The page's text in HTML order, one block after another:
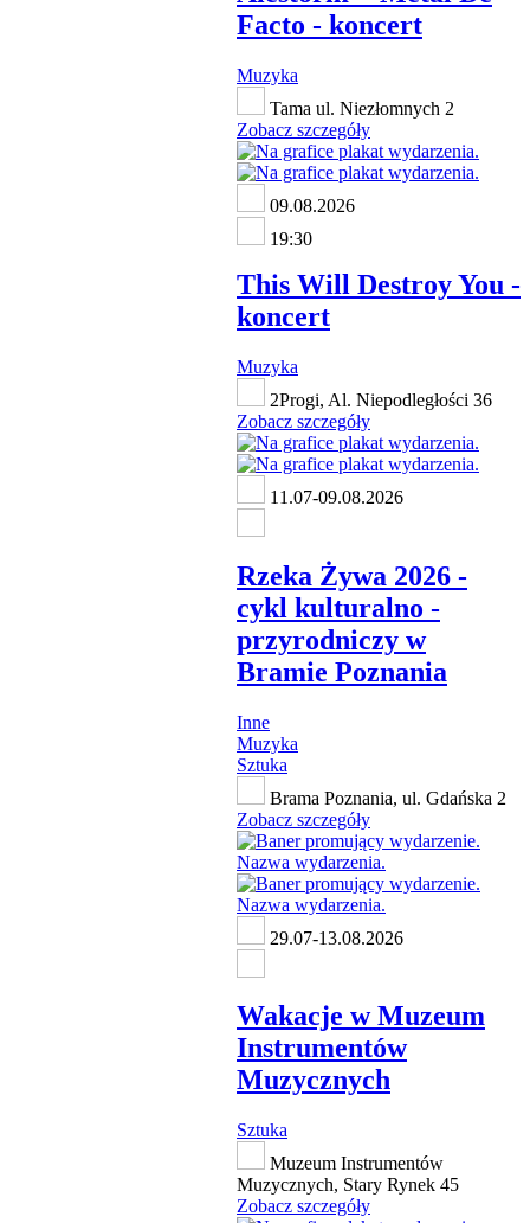
Facto - koncert
Muzyka
Tama ul. Niezłomnych 2
Zobacz szczegóły
09.08.2026
19:30
This Will Destroy You -
koncert
Muzyka
2Progi, Al. Niepodległości 36
Zobacz szczegóły
11.07-09.08.2026
Rzeka Żywa 2026 -
cykl kulturalno -
przyrodniczy w
Bramie Poznania
Inne
Muzyka
Sztuka
Brama Poznania, ul. Gdańska 2
Zobacz szczegóły
29.07-13.08.2026
Wakacje w Muzeum
Instrumentów
Muzycznych
Sztuka
Muzeum Instrumentów
Muzycznych, Stary Rynek 45
Zobacz szczegóły